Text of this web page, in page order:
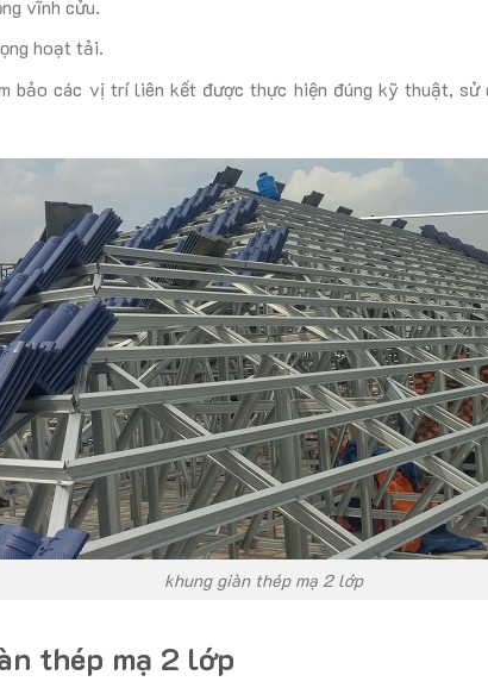
vĩnh cửu.
hoạt tải.
bảo các vị trí liên kết được thực hiện đúng kỹ thuật,
khung giàn thép mạ 2 lớp
thép mạ 2 lớp